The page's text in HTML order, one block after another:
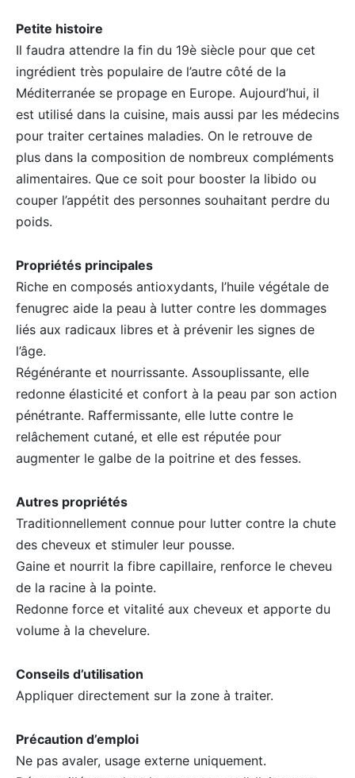
Petite histoire
Il faudra attendre la fin du 19è siècle pour que cet
ingrédient très populaire de l’autre côté de la
Méditerranée se propage en Europe. Aujourd’hui, il
est utilisé dans la cuisine, mais aussi par les médecins
pour traiter certaines maladies. On le retrouve de
plus dans la composition de nombreux compléments
alimentaires. Que ce soit pour booster la libido ou
couper l’appétit des personnes souhaitant perdre du
poids.
Propriétés principales
Riche en composés antioxydants, l’huile végétale de
fenugrec aide la peau à lutter contre les dommages
liés aux radicaux libres et à prévenir les signes de
l’âge.
Régénérante et nourrissante. Assouplissante, elle
redonne élasticité et confort à la peau par son action
pénétrante. Raffermissante, elle lutte contre le
relâchement cutané, et elle est réputée pour
augmenter le galbe de la poitrine et des fesses.
Autres propriétés
Traditionnellement connue pour lutter contre la chute
des cheveux et stimuler leur pousse.
Gaine et nourrit la fibre capillaire, renforce le cheveu
de la racine à la pointe.
Redonne force et vitalité aux cheveux et apporte du
volume à la chevelure.
Conseils d’utilisation
Appliquer directement sur la zone à traiter.
Précaution d’emploi
Ne pas avaler, usage externe uniquement.